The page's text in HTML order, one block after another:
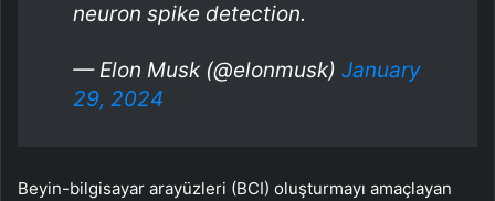
neuron spike detection.
— Elon Musk (@elonmusk) January
29, 2024
Beyin-bilgisayar arayüzleri (BCI) oluşturmayı amaçlayan